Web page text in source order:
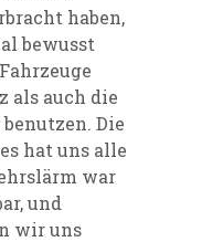
haben,
bewusst
als auch die
Die
hat uns alle
war
und
wir uns